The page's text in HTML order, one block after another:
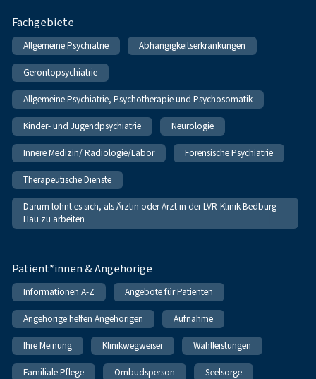
Fachgebiete
Allgemeine Psychiatrie Abhängigkeitserkrankungen
Gerontopsychiatrie
Allgemeine Psychiatrie, Psychotherapie und Psychosomatik
Kinder- und Jugendpsychiatrie Neurologie
Innere Medizin/ Radiologie/Labor Forensische Psychiatrie
Therapeutische Dienste
Darum lohnt es sich, als Ärztin oder Arzt in der LVR-Klinik Bedburg-
Hau zu arbeiten
Patient*innen & Angehörige
Informationen A-Z Angebote für Patienten
Angehörige helfen Angehörigen Aufnahme
Ihre Meinung Klinikwegweiser Wahlleistungen
Familiale Pflege Ombudsperson Seelsorge